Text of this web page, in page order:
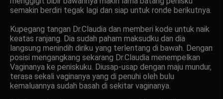
semakin berdiri tegak lagi dan siap untuk ronde berikutnya.
Kupegang tangan Dr.Claudia dan memberi kode untuk naik
keatas ranjang. Dia sudah paham maksudku dan dia
langsung menindih diriku yang terlentang di bawah. Dengan
posisi mengangkang sekarang Dr.Claudia menempelkan
Vaginanya ke peniskuku. Diusap-usap dengan maju mundur,
terasa sekali vaginanya yang di penuhi oleh bulu
kemaluannya sudah basah di sekitar vaginanya.